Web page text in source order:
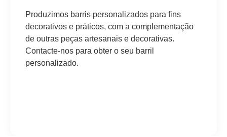
Produzimos barris personalizados para fins
decorativos e práticos, com a complementação
de outras peças artesanais e decorativas.
Contacte-nos para obter o seu barril
personalizado.